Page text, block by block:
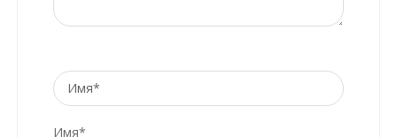
Имя*